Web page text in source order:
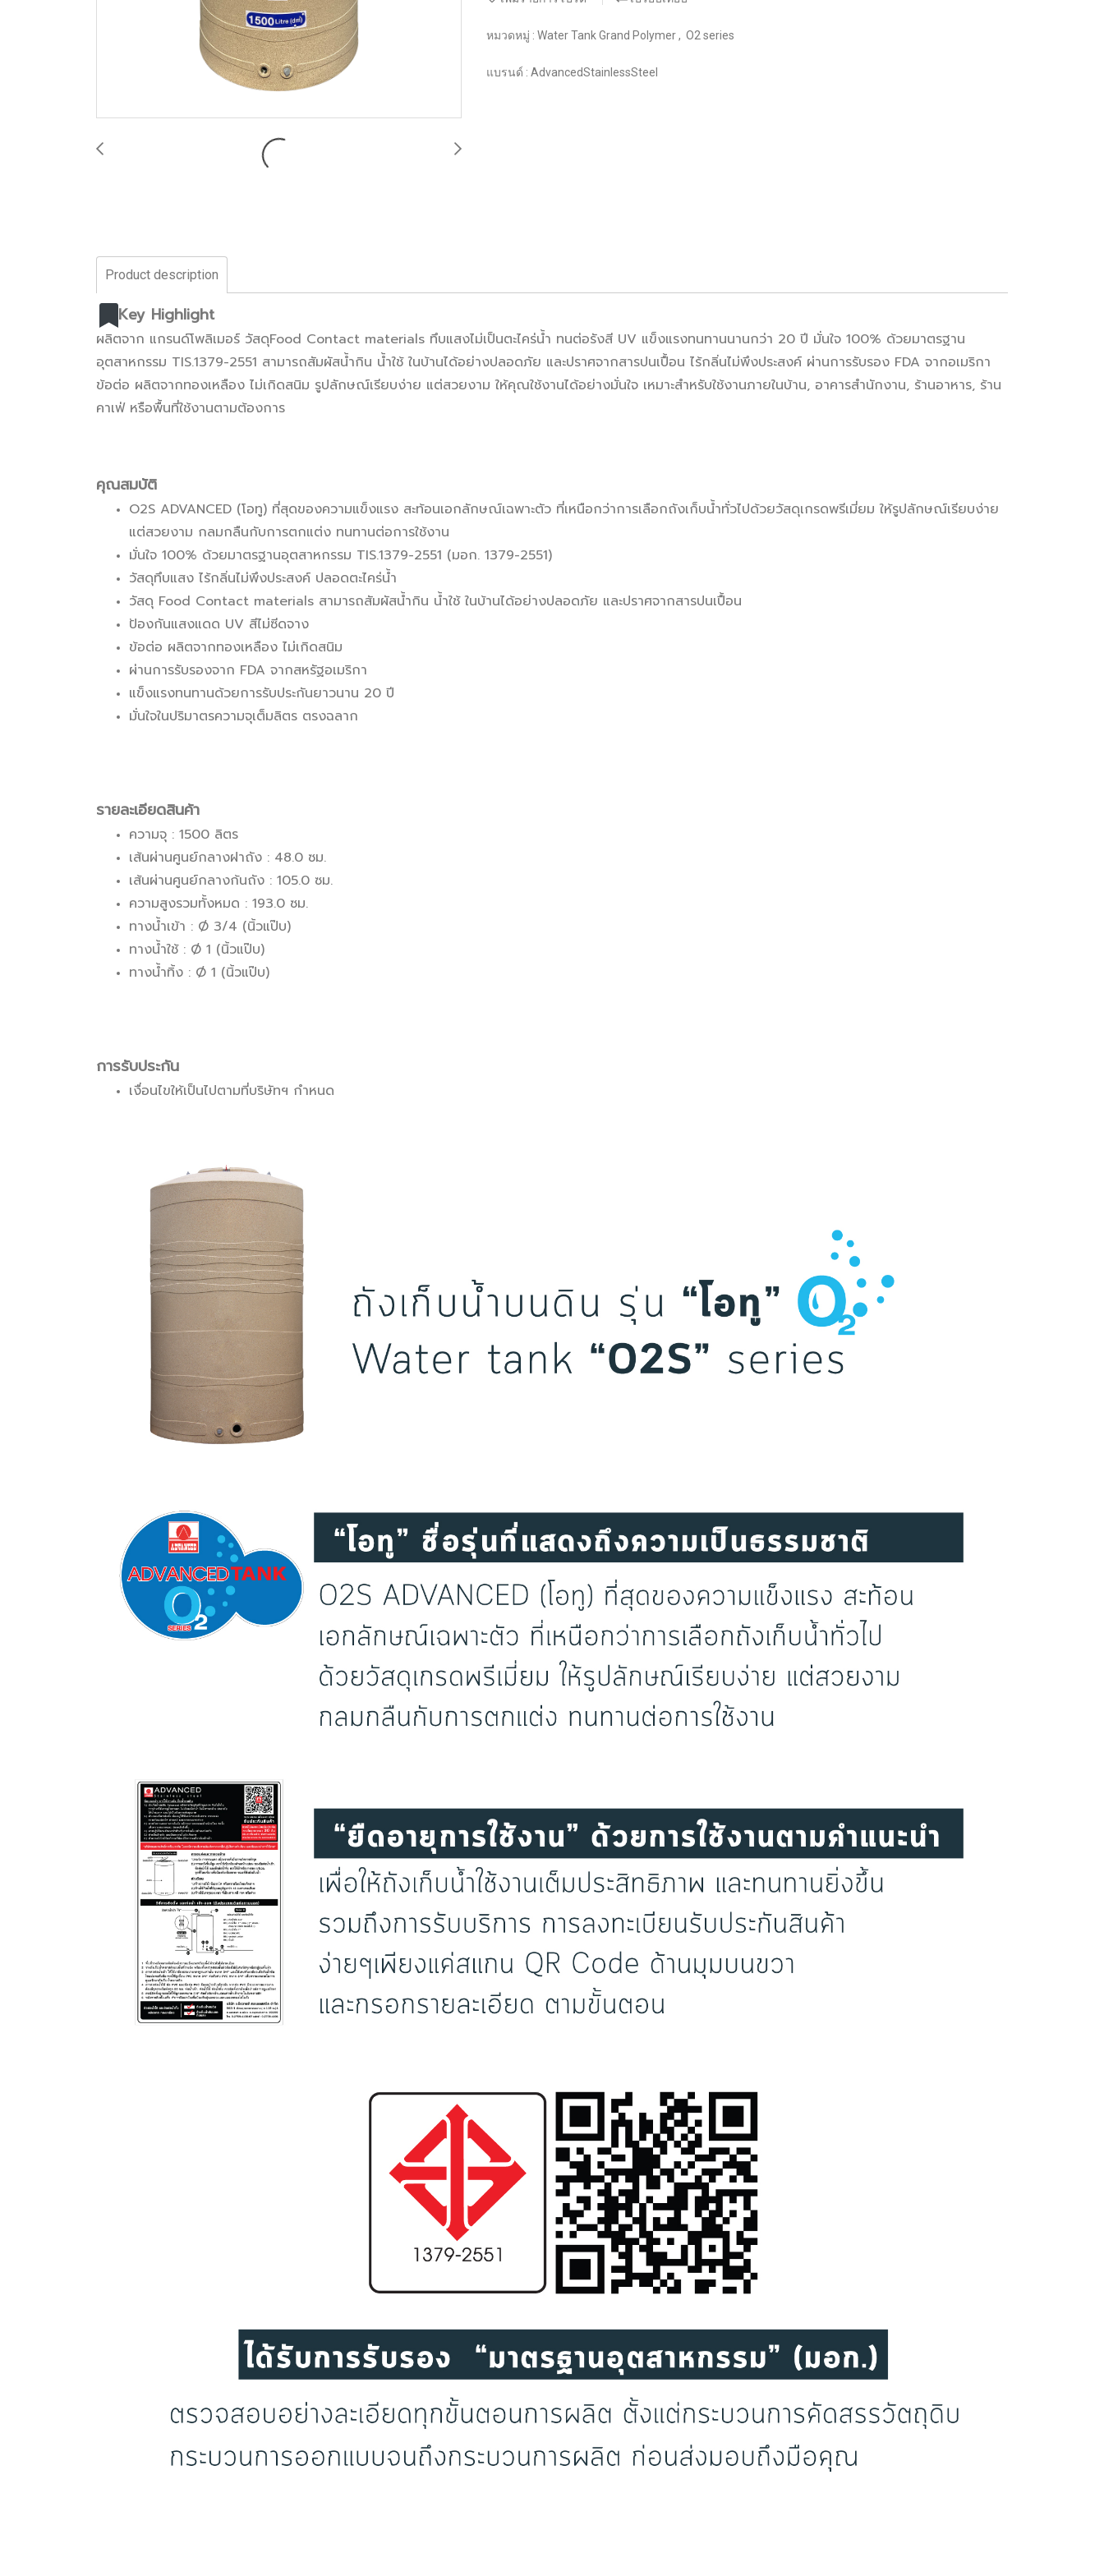
หมวดหมู่ : Water Tank Grand Polymer, O2 series
แบรนด์ : AdvancedStainlessSteel
Product description
Key Highlight
ผลิตจาก แกรนด์โพลิเมอร์ วัสดุFood Contact materials ทึบแสงไม่เป็นตะไคร่น้ำ ทนต่อรังสี UV แข็งแรงทนทานนานกว่า 20 ปี มั่นใจ 100% ด้วยมาตรฐาน
อุตสาหกรรม TIS.1379-2551 สามารถสัมผัสน้ำกิน น้ำใช้ ในบ้านได้อย่างปลอดภัย และปราศจากสารปนเปื้อน ไร้กลิ่นไม่พึงประสงค์ ผ่านการรับรอง FDA จากอเมริกา
ข้อต่อ ผลิตจากทองเหลือง ไม่เกิดสนิม รูปลักษณ์เรียบง่าย แต่สวยงาม ให้คุณใช้งานได้อย่างมั่นใจ เหมาะสำหรับใช้งานภายในบ้าน, อาคารสำนักงาน, ร้านอาหาร, ร้าน
คาเฟ่ หรือพื้นที่ใช้งานตามต้องการ
คุณสมบัติ
O2S ADVANCED (โอทู) ที่สุดของความแข็งแรง สะท้อนเอกลักษณ์เฉพาะตัว ที่เหนือกว่าการเลือกถังเก็บน้ำทั่วไปด้วยวัสดุเกรดพรีเมี่ยม ให้รูปลักษณ์เรียบง่าย
แต่สวยงาม กลมกลืนกับการตกแต่ง ทนทานต่อการใช้งาน
มั่นใจ 100% ด้วยมาตรฐานอุตสาหกรรม TIS.1379-2551 (มอก. 1379-2551)
วัสดุทึบแสง ไร้กลิ่นไม่พึงประสงค์ ปลอดตะไคร่น้ำ
วัสดุ Food Contact materials สามารถสัมผัสน้ำกิน น้ำใช้ ในบ้านได้อย่างปลอดภัย และปราศจากสารปนเปื้อน
ป้องกันแสงแดด UV สีไม่ซีดจาง
ข้อต่อ ผลิตจากทองเหลือง ไม่เกิดสนิม
ผ่านการรับรองจาก FDA จากสหรัฐอเมริกา
แข็งแรงทนทานด้วยการรับประกันยาวนาน 20 ปี
มั่นใจในปริมาตรความจุเต็มลิตร ตรงฉลาก
รายละเอียดสินค้า
ความจุ : 1500 ลิตร
เส้นผ่านศูนย์กลางฝาถัง : 48.0 ซม.
เส้นผ่านศูนย์กลางก้นถัง : 105.0 ซม.
ความสูงรวมทั้งหมด : 193.0 ซม.
ทางน้ำเข้า : Ø 3/4 (นิ้วแป๊บ)
ทางน้ำใช้ : Ø 1 (นิ้วแป๊บ)
ทางน้ำทิ้ง : Ø 1 (นิ้วแป๊บ)
การรับประกัน
เงื่อนไขให้เป็นไปตามที่บริษัทฯ กำหนด